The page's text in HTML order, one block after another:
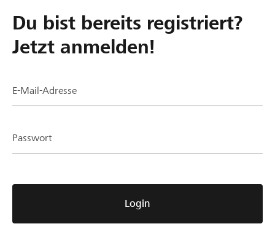
Unterstützen
Partner / Raiffeisenbank
Du bist bereits registriert?
Jetzt anmelden!
E-Mail-Adresse
Passwort
Login